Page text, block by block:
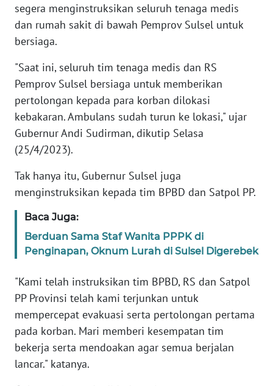
segera menginstruksikan seluruh tenaga medis
dan rumah sakit di bawah Pemprov Sulsel untuk
bersiaga.
"Saat ini, seluruh tim tenaga medis dan RS
Pemprov Sulsel bersiaga untuk memberikan
pertolongan kepada para korban dilokasi
kebakaran. Ambulans sudah turun ke lokasi," ujar
Gubernur Andi Sudirman, dikutip Selasa
(25/4/2023).
Tak hanya itu, Gubernur Sulsel juga
menginstruksikan kepada tim BPBD dan Satpol PP.
Baca Juga:
Berduan Sama Staf Wanita PPPK di
Penginapan, Oknum Lurah di Sulsel Digerebek
"Kami telah instruksikan tim BPBD, RS dan Satpol
PP Provinsi telah kami terjunkan untuk
mempercepat evakuasi serta pertolongan pertama
pada korban. Mari memberi kesempatan tim
bekerja serta mendoakan agar semua berjalan
lancar." katanya.
JABAR
BANTEN
WN
NTT
KEPRI
WN
WN
BARAT
WN
RIAU
WN